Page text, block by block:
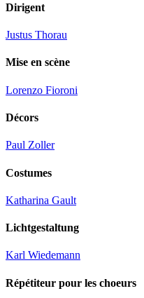
Dirigent
Justus Thorau
Mise en scène
Lorenzo Fioroni
Décors
Paul Zoller
Costumes
Katharina Gault
Lichtgestaltung
Karl Wiedemann
Répétiteur pour les choeurs